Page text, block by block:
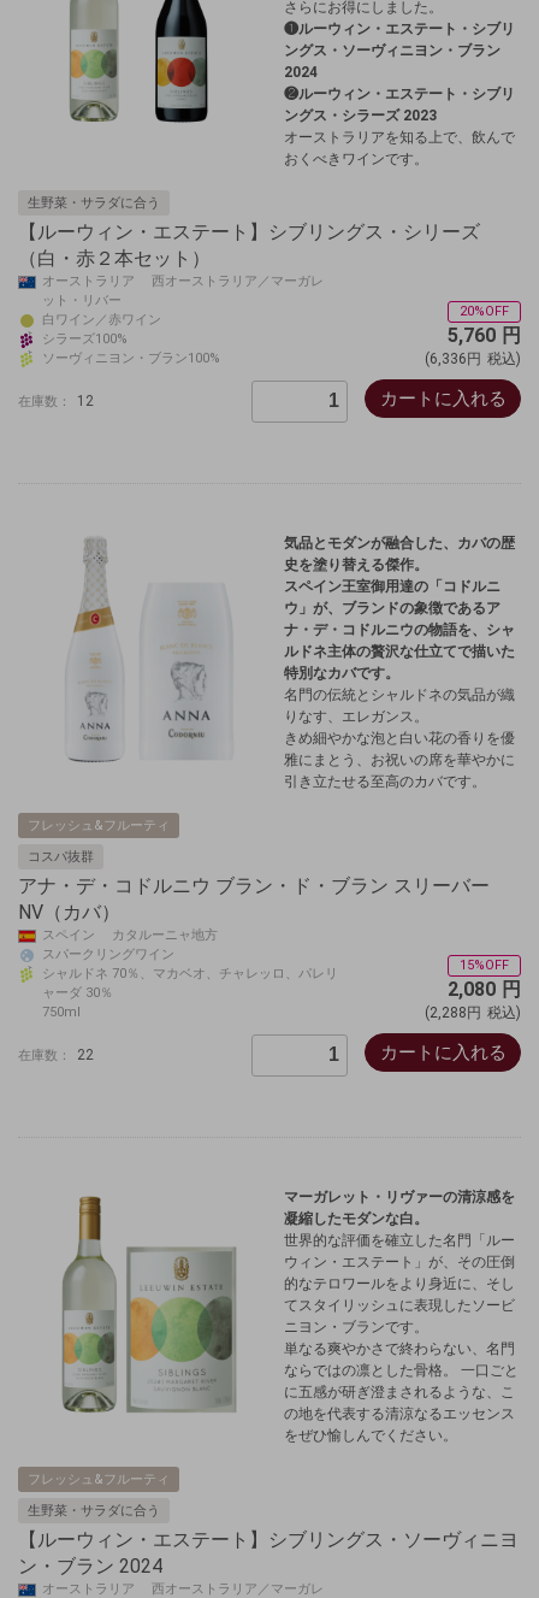
さらにお得にしました。
❶ルーウィン・エステート・シブリ
ングス・ソーヴィニヨン・ブラン
2024
❷ルーウィン・エステート・シブリ
ングス・シラーズ 2023
オーストラリアを知る上で、飲んで
おくべきワインです。
生野菜・サラダに合う
【ルーウィン・エステート】シブリングス・シリーズ
（白・赤２本セット）
オーストラリア 西オーストラリア／マーガレ
ット・リバー
白ワイン／赤ワイン
シラーズ100%
ソーヴィニヨン・ブラン100%
20%OFF
5,760 円
(6,336円 税込)
在庫数： 12 カートに入れる
気品とモダンが融合した、カバの歴
史を塗り替える傑作。
スペイン王室御用達の「コドルニ
ウ」が、ブランドの象徴であるア
ナ・デ・コドルニウの物語を、シャ
ルドネ主体の贅沢な仕立てで描いた
特別なカバです。
名門の伝統とシャルドネの気品が織
りなす、エレガンス。
きめ細やかな泡と白い花の香りを優
雅にまとう、お祝いの席を華やかに
引き立たせる至高のカバです。
フレッシュ&フルーティ
コスパ抜群
アナ・デ・コドルニウ ブラン・ド・ブラン スリーバー
NV（カバ）
スペイン カタルーニャ地方
スパークリングワイン
シャルドネ 70％、マカベオ、チャレッロ、パレリ
ャーダ 30％
750ml
15%OFF
2,080 円
(2,288円 税込)
在庫数： 22 カートに入れる
マーガレット・リヴァーの清涼感を
凝縮したモダンな白。
世界的な評価を確立した名門「ルー
ウィン・エステート」が、その圧倒
的なテロワールをより身近に、そし
てスタイリッシュに表現したソービ
ニヨン・ブランです。
単なる爽やかさで終わらない、名門
ならではの凛とした骨格。 一口ごと
に五感が研ぎ澄まされるような、こ
の地を代表する清涼なるエッセンス
をぜひ愉しんでください。
フレッシュ&フルーティ
生野菜・サラダに合う
【ルーウィン・エステート】シブリングス・ソーヴィニヨ
ン・ブラン 2024
オーストラリア 西オーストラリア／マーガレ